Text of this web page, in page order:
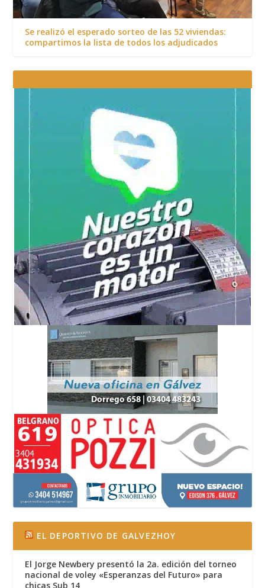
Se realizó el esperado sorteo de las 52 viviendas:
compartimos la lista de todos los adjudicados
EL DEPORTIVO DE GALVEZHOY
El Jorge Newbery presentó la 2a. edición del torneo
nacional de voley «Esperanzas del Futuro» para
chicas Sub 14